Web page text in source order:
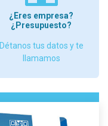
¿Eres empresa?
¿Presupuesto?
Détanos tus datos y te
llamamos